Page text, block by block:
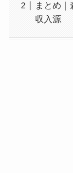
まとめ｜
収入源